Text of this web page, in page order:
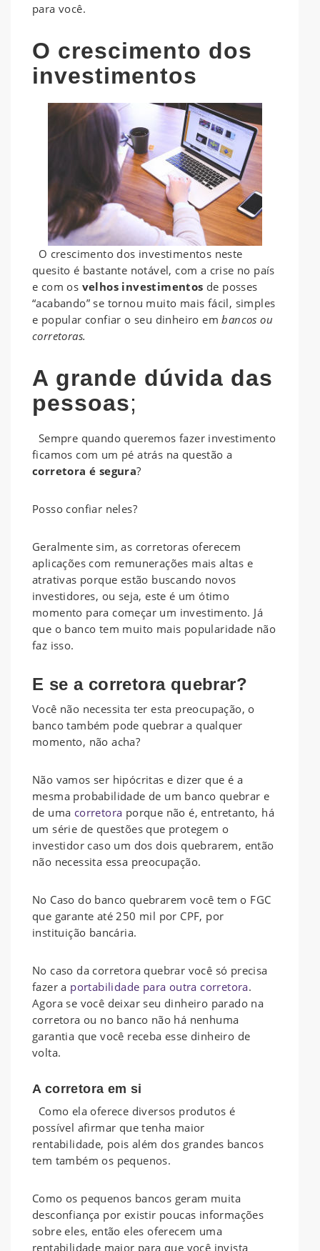
para você.
O crescimento dos
investimentos
O crescimento dos investimentos neste
quesito é bastante notável, com a crise no país
e com os velhos investimentos de posses
“acabando” se tornou muito mais fácil, simples
e popular confiar o seu dinheiro embancos ou
corretoras.
A grande dúvida das
pessoas;
Sempre quando queremos fazer investimento
ficamos com um pé atrás na questão a
corretora é segura?
Posso confiar neles?
Geralmente sim, as corretoras oferecem
aplicações com remunerações mais altas e
atrativas porque estão buscando novos
investidores, ou seja, este é um ótimo
momento para começar um investimento. Já
que o banco tem muito mais popularidade não
faz isso.
E se a corretora quebrar?
Você não necessita ter esta preocupação, o
banco também pode quebrar a qualquer
momento, não acha?
Não vamos ser hipócritas e dizer que é a
mesma probabilidade de um banco quebrar e
de uma corretora porque não é, entretanto, há
um série de questões que protegem o
investidor caso um dos dois quebrarem, então
não necessita essa preocupação.
No Caso do banco quebrarem você tem o FGC
que garante até 250 mil por CPF, por
instituição bancária.
No caso da corretora quebrar você só precisa
fazer a portabilidade para outra corretora.
Agora se você deixar seu dinheiro parado na
corretora ou no banco não há nenhuma
garantia que você receba esse dinheiro de
volta.
A corretora em si
Como ela oferece diversos produtos é
possível afirmar que tenha maior
rentabilidade, pois além dos grandes bancos
tem também os pequenos.
Como os pequenos bancos geram muita
desconfiança por existir poucas informações
sobre eles, então eles oferecem uma
rentabilidade maior para que você invista